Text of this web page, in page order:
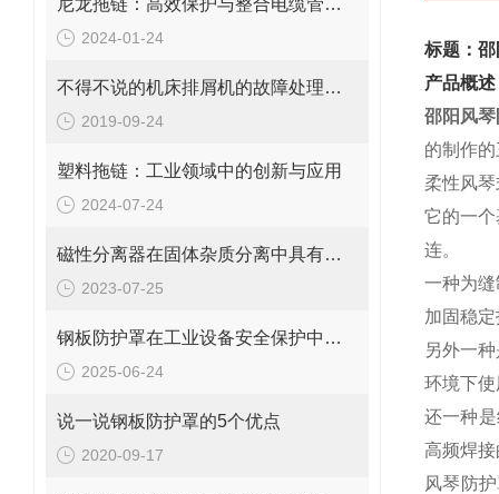
尼龙拖链：高效保护与整合电缆管理解决方案
2024-01-24
不得不说的机床排屑机的故障处理方法
2019-09-24
塑料拖链：工业领域中的创新与应用
2024-07-24
磁性分离器在固体杂质分离中具有以下优势
2023-07-25
钢板防护罩在工业设备安全保护中的应用与优化
2025-06-24
说一说钢板防护罩的5个优点
2020-09-17
标题：
产品概述
邵阳风
的制作
柔性风
它的一
连。
一种为
加固稳
另外一
环境下
还一种
高频焊
风琴防